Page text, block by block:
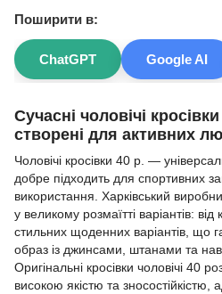
Сучасні чоловічі
створені для активних
Чоловічі кросівки 40 р. —
добре підходить для спортивних
використання. Харківський
у великому розмаїтті варіантів:
стильних щоденних варіантів, що
образ із джинсами, штанами та
Оригінальні кросівки чоловічі 40
високою якістю та зносостійкістю,
Поширити в:
ChatGPT Google AI